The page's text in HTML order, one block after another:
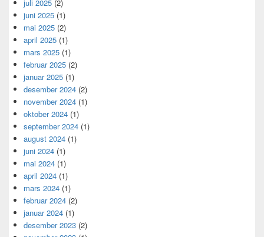
juli 2025 (2)
juni 2025 (1)
mai 2025 (2)
april 2025 (1)
mars 2025 (1)
februar 2025 (2)
januar 2025 (1)
desember 2024 (2)
november 2024 (1)
oktober 2024 (1)
september 2024 (1)
august 2024 (1)
juni 2024 (1)
mai 2024 (1)
april 2024 (1)
mars 2024 (1)
februar 2024 (2)
januar 2024 (1)
desember 2023 (2)